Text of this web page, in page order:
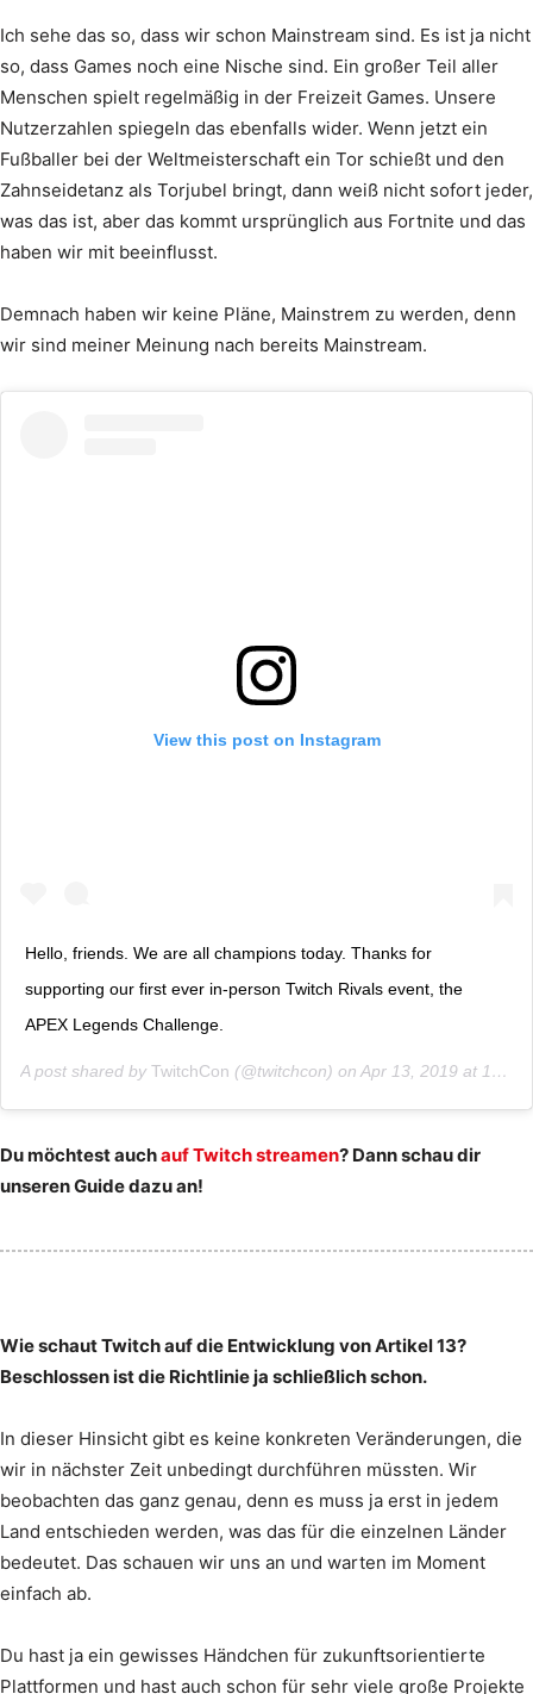
Ich sehe das so, dass wir schon Mainstream sind. Es ist ja nicht
so, dass Games noch eine Nische sind. Ein großer Teil aller
Menschen spielt regelmäßig in der Freizeit Games. Unsere
Nutzerzahlen spiegeln das ebenfalls wider. Wenn jetzt ein
Fußballer bei der Weltmeisterschaft ein Tor schießt und den
Zahnseidetanz als Torjubel bringt, dann weiß nicht sofort jeder,
was das ist, aber das kommt ursprünglich aus Fortnite und das
haben wir mit beeinflusst.
Demnach haben wir keine Pläne, Mainstrem zu werden, denn
wir sind meiner Meinung nach bereits Mainstream.
View this post on Instagram
Hello, friends. We are all champions today. Thanks for
supporting our first ever in-person Twitch Rivals event, the
APEX Legends Challenge.
A post shared by TwitchCon (@twitchcon) on Apr 13, 2019 at 10:04am PDT
Du möchtest auchauf Twitch streamen? Dann schau dir
unseren Guide dazu an!
Wie schaut Twitch auf die Entwicklung von Artikel 13?
Beschlossen ist die Richtlinie ja schließlich schon.
In dieser Hinsicht gibt es keine konkreten Veränderungen, die
wir in nächster Zeit unbedingt durchführen müssten. Wir
beobachten das ganz genau, denn es muss ja erst in jedem
Land entschieden werden, was das für die einzelnen Länder
bedeutet. Das schauen wir uns an und warten im Moment
einfach ab.
Du hast ja ein gewisses Händchen für zukunftsorientierte
Plattformen und hast auch schon für sehr viele große Projekte